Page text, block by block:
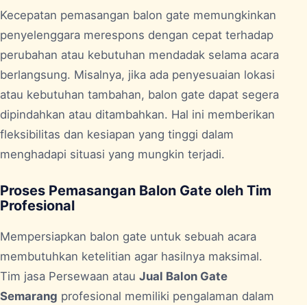
Kecepatan pemasangan balon gate memungkinkan
penyelenggara merespons dengan cepat terhadap
perubahan atau kebutuhan mendadak selama acara
berlangsung. Misalnya, jika ada penyesuaian lokasi
atau kebutuhan tambahan, balon gate dapat segera
dipindahkan atau ditambahkan. Hal ini memberikan
fleksibilitas dan kesiapan yang tinggi dalam
menghadapi situasi yang mungkin terjadi.
Proses Pemasangan Balon Gate oleh Tim
Profesional
Mempersiapkan balon gate untuk sebuah acara
membutuhkan ketelitian agar hasilnya maksimal.
Tim jasa Persewaan atau Jual Balon Gate
Semarang profesional memiliki pengalaman dalam